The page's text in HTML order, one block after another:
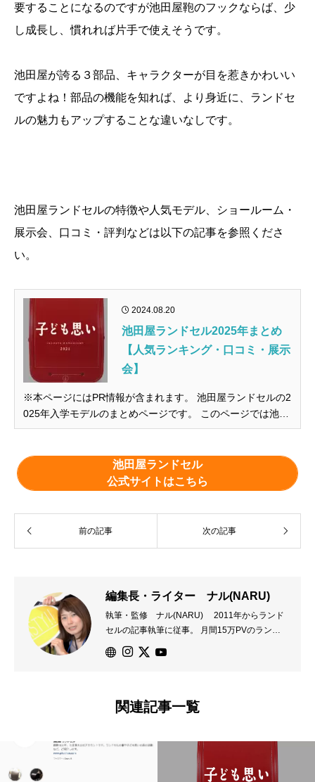
要することになるのですが池田屋鞄のフックならば、少
し成長し、慣れれば片手で使えそうです。
池田屋が誇る３部品、キャラクターが目を惹きかわいい
ですよね！部品の機能を知れば、より身近に、ランドセ
ルの魅力もアップすることな違いなしです。
池田屋ランドセルの特徴や人気モデル、ショールーム・
展示会、口コミ・評判などは以下の記事を参照くださ
い。
2024.08.20
池田屋ランドセル2025年まとめ
【人気ランキング・口コミ・展示
会】
※本ページにはPR情報が含まれます。 池田屋ランドセルの2
025年入学モデルのまとめページです。 このページでは池田
屋ランドセルの新作モデルやランドセルの選び方、Instagra
新情報、展示会やショールーム、ランドセル購入者...
池田屋ランドセル
公式サイトはこちら
前の記事 次の記事
編集長・ライター ナル(NARU)
執筆・監修 ナル(NARU) 2011年からランド
セルの記事執筆に従事。 月間15万PVのランド
セル総合情報サイトの運営責任者としての実績
があり、毎年５０ブランド以上のランドセルの
諸々受付中。 運営会社：株式会社Crepas
関連記事一覧